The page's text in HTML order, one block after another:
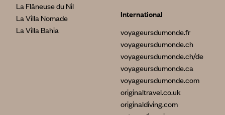
La Flâneuse du Nil
La Villa Nomade
La Villa Bahia
International
voyageursdumonde.fr
voyageursdumonde.ch
voyageursdumonde.ch/de
voyageursdumonde.ca
voyageursdumonde.com
originaltravel.co.uk
originaldiving.com